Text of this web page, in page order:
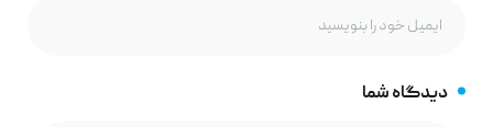
دیدگاه شما